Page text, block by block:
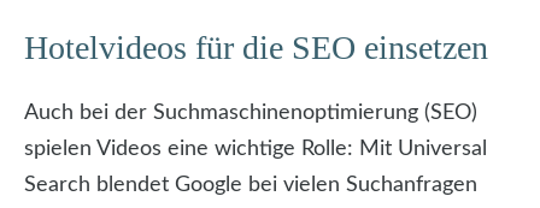
Hotelvideos für die SEO einsetzen
Auch bei der Suchmaschinenoptimierung (SEO)
spielen Videos eine wichtige Rolle: Mit Universal
Search blendet Google bei vielen Suchanfragen